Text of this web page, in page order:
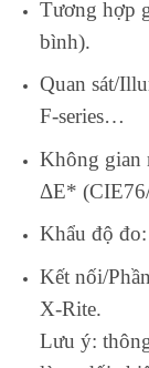
Tương hợp
bình).
Quan sát/
F-series…
Không gian
ΔE*
Khẩu độ
Kết nối/
X‑Rite.
Lưu ý: